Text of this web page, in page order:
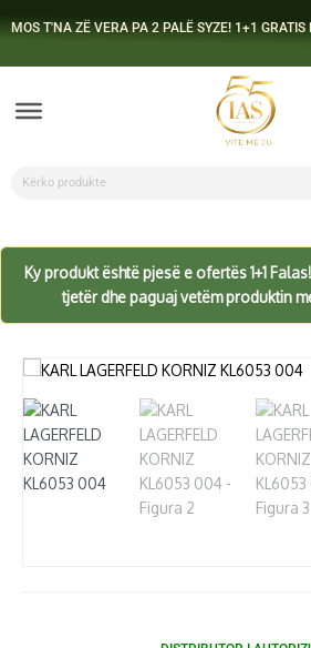
toMOS T'NA ZË VERA PA 2 PALË SYZE! 1+1
Search
Ky produkt është pjesë e ofertës 1+1
tjetër dhe paguaj vetëm produktin